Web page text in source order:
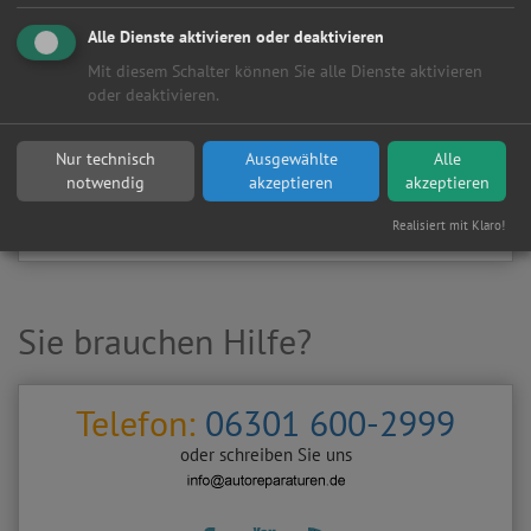
Kundenanfragen erhalten?
▶ Werkstatt aktivieren
Sie möchten aufAutoreparaturen.dean dieseKFZ-Werkstatt
eine kostenlose und unverbindliche Reparaturanfrage
stellen?
Werkstattanfrage stellen
Sie brauchen Hilfe?
Telefon: 06301 600-2999
oder schreiben Sie uns
Alle Dienste aktivieren oder deaktivieren
Mit diesem Schalter können Sie alle Dienste aktivieren
oder deaktivieren.
Nur technisch
notwendig
Ausgewählte
akzeptieren
Alle
akzeptieren
Realisiert mit Klaro!